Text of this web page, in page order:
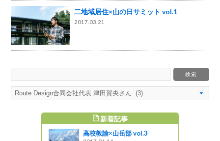
二地域居住×山の日サミット vol.1
2017.03.21
新着記事
高校教諭×山岳部 vol.3